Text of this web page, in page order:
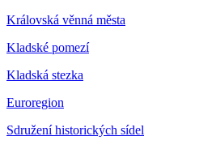
Královská věnná města
Kladské pomezí
Kladská stezka
Euroregion
Sdružení historických sídel